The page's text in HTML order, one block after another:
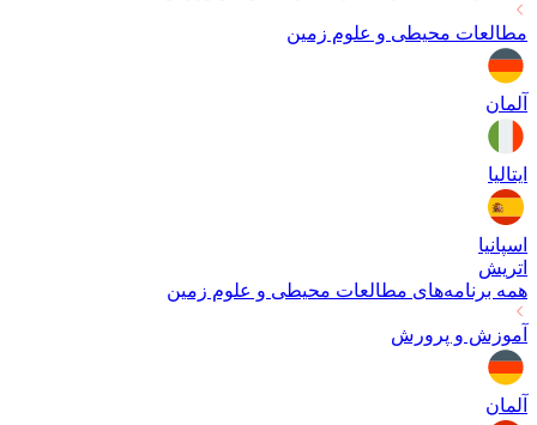
مطالعات محیطی و علوم زمین
آلمان
ایتالیا
اسپانیا
اتریش
همه برنامه‌های مطالعات محیطی و علوم زمین
آموزش و پرورش
آلمان